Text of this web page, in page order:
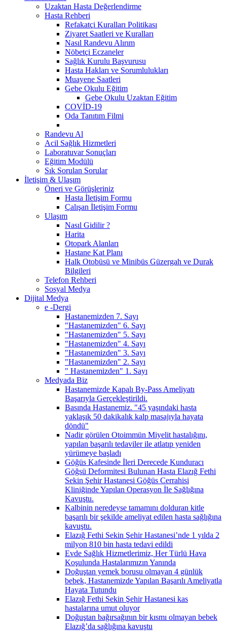
Uzaktan Hasta Değerlendirme
Hasta Rehberi
Refakatçi Kuralları Politikası
Ziyaret Saatleri ve Kuralları
Nasıl Randevu Alırım
Nöbetçi Eczaneler
Sağlık Kurulu Başvurusu
Hasta Hakları ve Sorumlulukları
Muayene Saatleri
Gebe Okulu Eğitim
Gebe Okulu Uzaktan Eğitim
COVİD-19
Oda Tanıtım Filmi
Randevu Al
Acil Sağlık Hizmetleri
Laboratuvar Sonuçları
Eğitim Modülü
Sık Sorulan Sorular
İletişim & Ulaşım
Öneri ve Görüşleriniz
Hasta İletişim Formu
Çalışan İletişim Formu
Ulaşım
Nasıl Gidilir ?
Harita
Otopark Alanları
Hastane Kat Planı
Halk Otobüsü ve Minibüs Güzergah ve Durak
Bilgileri
Telefon Rehberi
Sosyal Medya
Dijital Medya
e -Dergi
Hastanemizden 7. Sayı
"Hastanemizden" 6. Sayı
"Hastanemizden" 5. Sayı
"Hastanemizden" 4. Sayı
"Hastanemizden" 3. Sayı
"Hastanemizden" 2. Sayı
" Hastanemizden" 1. Sayı
Medyada Biz
Hastanemizde Kapalı By-Pass Ameliyatı
Başarıyla Gerçekleştirildi.
Basında Hastanemiz. "45 yaşındaki hasta
yaklaşık 50 dakikalık kalp masajıyla hayata
döndü"
Nadir görülen Otoimmün Miyelit hastalığını,
yapılan başarılı tedaviler ile atlatıp yeniden
yürümeye başladı
Göğüs Kafesinde İleri Derecede Kunduracı
Göğsü Deformitesi Bulunan Hasta Elazığ Fethi
Sekin Şehir Hastanesi Göğüs Cerrahisi
Kliniğinde Yapılan Operasyon İle Sağlığına
Kavuştu.
Kalbinin neredeyse tamamını dolduran kitle
başarılı bir şekilde ameliyat edilen hasta sağlığına
kavuştu.
Elazığ Fethi Sekin Şehir Hastanesi’nde 1 yılda 2
milyon 810 bin hasta tedavi edildi
Evde Sağlık Hizmetlerimiz, Her Türlü Hava
Koşulunda Hastalarımızın Yanında
Doğuştan yemek borusu olmayan 4 günlük
bebek, Hastanemizde Yapılan Başarılı Ameliyatla
Hayata Tutundu
Elazığ Fethi Sekin Şehir Hastanesi kas
hastalarına umut oluyor
Doğuştan bağırsağının bir kısmı olmayan bebek
Elazığ’da sağlığına kavuştu